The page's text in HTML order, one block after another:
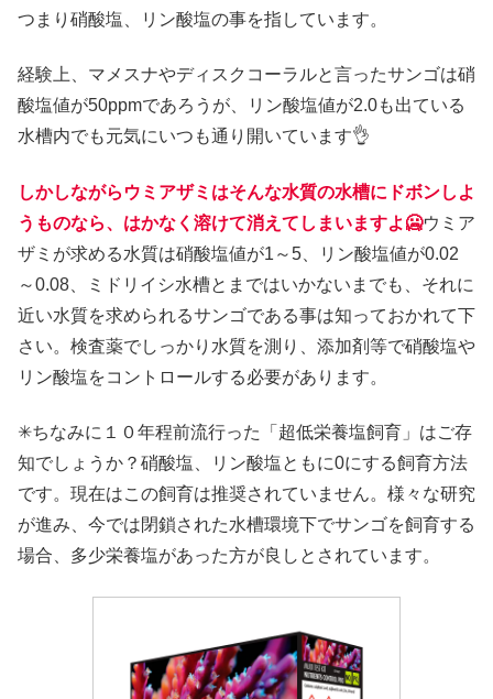
つまり硝酸塩、リン酸塩の事を指しています。
経験上、マメスナやディスクコーラルと言ったサンゴは硝
酸塩値が50ppmであろうが、リン酸塩値が2.0も出ている
水槽内でも元気にいつも通り開いています👌
しかしながらウミアザミはそんな水質の水槽にドボンしよ
うものなら、はかなく溶けて消えてしまいますよ🥶ウミア
ザミが求める水質は硝酸塩値が1～5、リン酸塩値が0.02
～0.08、ミドリイシ水槽とまではいかないまでも、それに
近い水質を求められるサンゴである事は知っておかれて下
さい。検査薬でしっかり水質を測り、添加剤等で硝酸塩や
リン酸塩をコントロールする必要があります。
✳ちなみに１０年程前流行った「超低栄養塩飼育」はご存
知でしょうか？硝酸塩、リン酸塩ともに0にする飼育方法
です。現在はこの飼育は推奨されていません。様々な研究
が進み、今では閉鎖された水槽環境下でサンゴを飼育する
場合、多少栄養塩があった方が良しとされています。